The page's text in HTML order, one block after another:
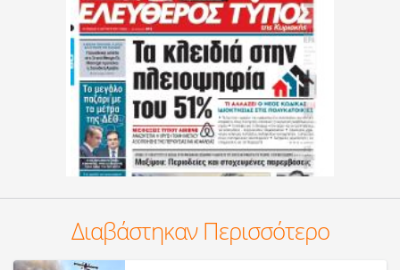
Διαβάστηκαν Περισσότερο